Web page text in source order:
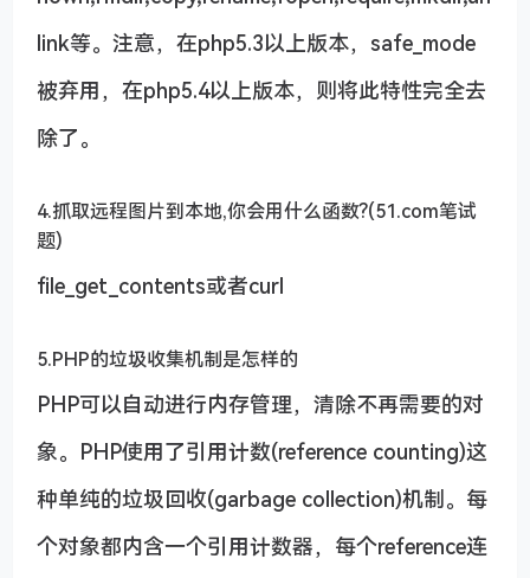
link等。注意，在php5.3以上版本，safe_mode
被弃用，在php5.4以上版本，则将此特性完全去
除了。
4.抓取远程图片到本地,你会用什么函数?(51.com笔试
题)
file_get_contents或者curl
5.PHP的垃圾收集机制是怎样的
PHP可以自动进行内存管理，清除不再需要的对
象。PHP使用了引用计数(reference counting)这
种单纯的垃圾回收(garbage collection)机制。每
个对象都内含一个引用计数器，每个reference连